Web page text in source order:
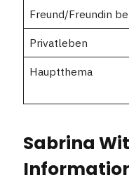
Freund/Freundin
Privatleben
Hauptthema
Sabrina